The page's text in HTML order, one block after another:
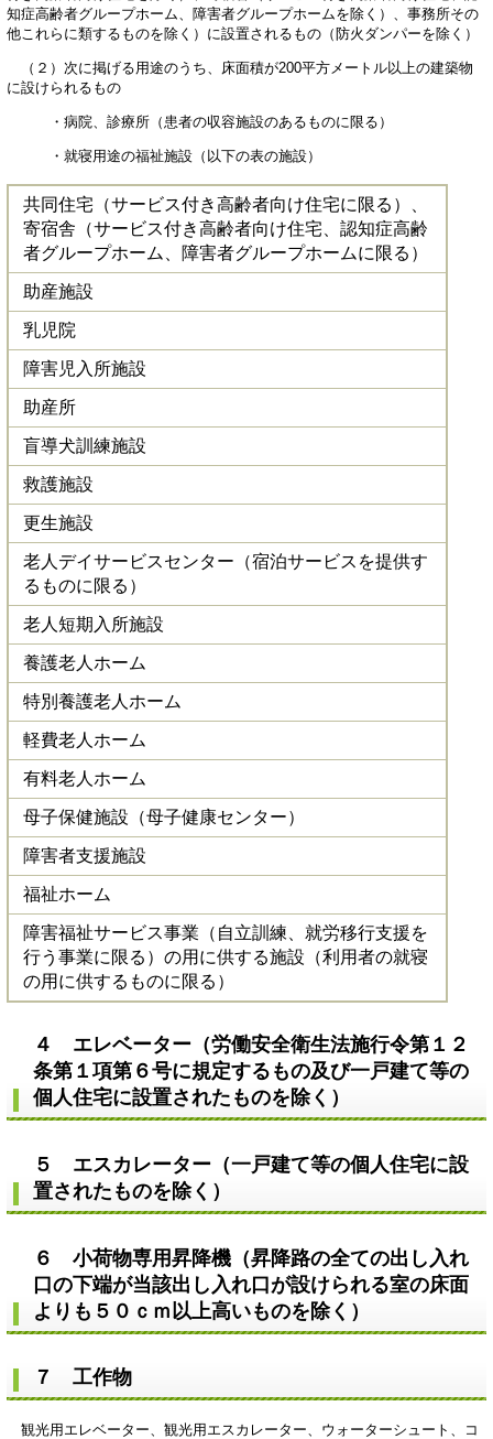
知症高齢者グループホーム、障害者グループホームを除く）、事務所その
他これらに類するものを除く）に設置されるもの（防火ダンパーを除く）
（２）次に掲げる用途のうち、床面積が200平方メートル以上の建築物
に設けられるもの
・病院、診療所（患者の収容施設のあるものに限る）
・就寝用途の福祉施設（以下の表の施設）
共同住宅（サービス付き高齢者向け住宅に限る）、
寄宿舎（サービス付き高齢者向け住宅、認知症高齢
者グループホーム、障害者グループホームに限る）
助産施設
乳児院
障害児入所施設
助産所
盲導犬訓練施設
救護施設
更生施設
老人デイサービスセンター（宿泊サービスを提供す
るものに限る）
老人短期入所施設
養護老人ホーム
特別養護老人ホーム
軽費老人ホーム
有料老人ホーム
母子保健施設（母子健康センター）
障害者支援施設
福祉ホーム
障害福祉サービス事業（自立訓練、就労移行支援を
行う事業に限る）の用に供する施設（利用者の就寝
の用に供するものに限る）
４ エレベーター（労働安全衛生法施行令第１２
条第１項第６号に規定するもの及び一戸建て等の
個人住宅に設置されたものを除く）
５ エスカレーター（一戸建て等の個人住宅に設
置されたものを除く）
６ 小荷物専用昇降機（昇降路の全ての出し入れ
口の下端が当該出し入れ口が設けられる室の床面
よりも５０ｃｍ以上高いものを除く）
７ 工作物
観光用エレベーター、観光用エスカレーター、ウォーターシュート、コ